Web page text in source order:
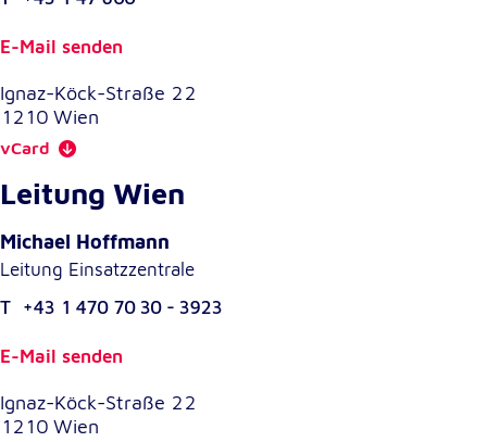
E-Mail senden
Ignaz-Köck-Straße 22
1210 Wien
vCard
Leitung Wien
Michael Hoffmann
Leitung Einsatzzentrale
T +43 1 470 70 30 - 3923
E-Mail senden
Ignaz-Köck-Straße 22
1210 Wien
1 Jahr
Einverständnis-Cookie
cookie_consent
Zweck:
Dieser Cookie speichert die ausgewählten
Einverständnis-Optionen des Benutzers
Cookie Laufzeit:
Statistik